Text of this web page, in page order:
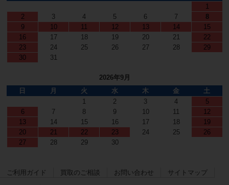
1
2
3 4 5 6 7
8
9
10 11 12 13 14
15
16
17 18 19 20 21
22
23
24 25 26 27 28
29
30
31
2026年9月
日
月 火 水 木 金
土
1
2 3 4
5
6
7 8 9 10 11
12
13
14 15 16 17 18
19
20
21 22 23 24 25
26
27
28 29 30
ご利用ガイド 買取のご相談 お問い合わせ サイトマップ